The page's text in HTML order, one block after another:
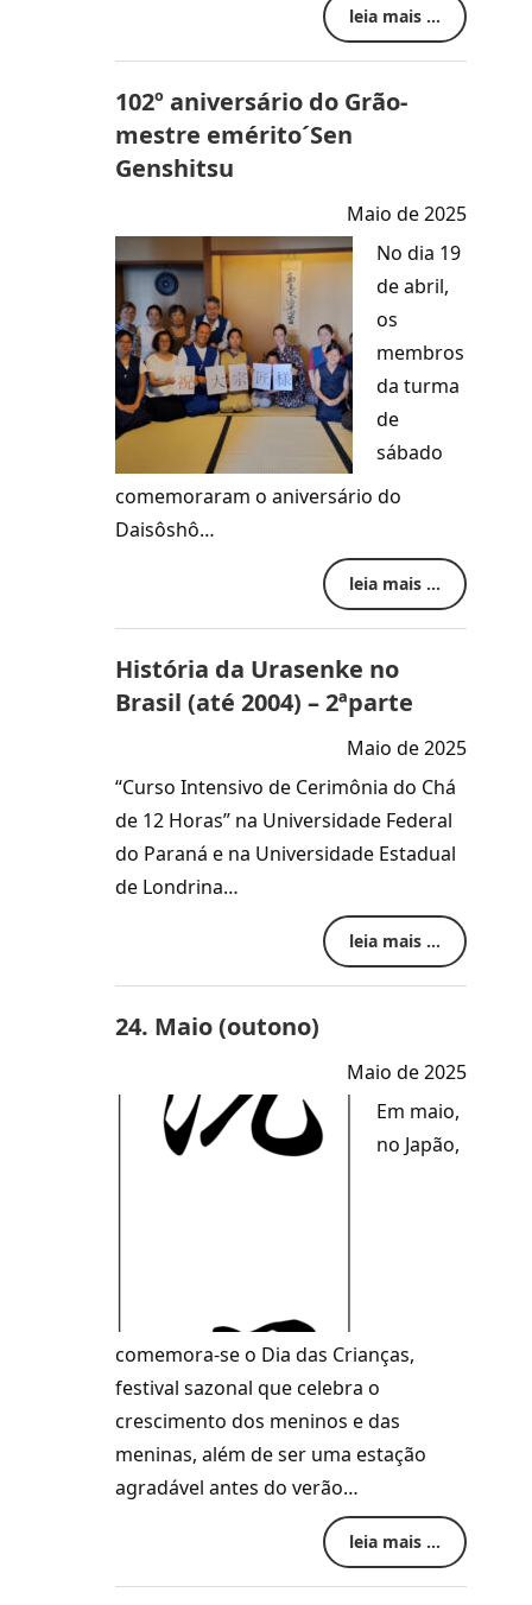
leia mais ...
102º aniversário do Grão-
mestre emérito´Sen
Genshitsu
Maio de 2025
No dia 19
de abril,
os
membros
da turma
de
sábado
comemoraram o aniversário do
Daisôshô…
leia mais ...
História da Urasenke no
Brasil (até 2004) – 2ªparte
Maio de 2025
“Curso Intensivo de Cerimônia do Chá
de 12 Horas” na Universidade Federal
do Paraná e na Universidade Estadual
de Londrina…
leia mais ...
24. Maio (outono)
Maio de 2025
Em maio,
no Japão,
comemora-se o Dia das Crianças,
festival sazonal que celebra o
crescimento dos meninos e das
meninas, além de ser uma estação
agradável antes do verão…
leia mais ...